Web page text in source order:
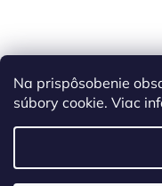
Na prispôsobenie
súbory cookie. Viac